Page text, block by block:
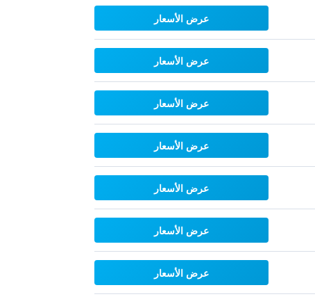
عرض الأسعار
عرض الأسعار
عرض الأسعار
عرض الأسعار
عرض الأسعار
عرض الأسعار
عرض الأسعار